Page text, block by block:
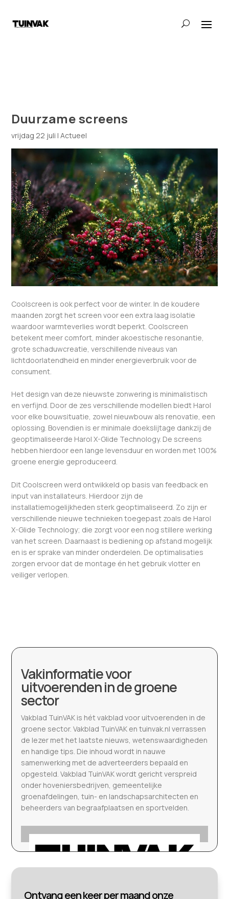
Duurzame screens
vrijdag 22 juli |Actueel
Coolscreen is ook perfect voor de winter. In de koudere
maanden zorgt het screen voor een extra laag isolatie
waardoor warmteverlies wordt beperkt. Coolscreen
betekent meer comfort, minder akoestische resonantie,
grote schaduwcreatie, verschillende niveaus van
lichtdoorlatendheid en minder energieverbruik voor de
consument.
Het design van deze nieuwste zonwering is minimalistisch
en verfijnd. Door de zes verschillende modellen biedt Harol
voor elke bouwsituatie, zowel nieuwbouw als renovatie, een
oplossing. Bovendien is er minimale doekslijtage dankzij de
geoptimaliseerde Harol X-Glide Technology. De screens
hebben hierdoor een lange levensduur en worden met 100%
groene energie geproduceerd.
Dit Coolscreen werd ontwikkeld op basis van feedback en
input van installateurs. Hierdoor zijn de
installatiemogelijkheden sterk geoptimaliseerd. Zo zijn er
verschillende nieuwe technieken toegepast zoals de Harol
X-Glide Technology; die zorgt voor een nog stillere werking
van het screen. Daarnaast is bediening op afstand mogelijk
en is er sprake van minder onderdelen. De optimalisaties
zorgen ervoor dat de montage én het gebruik vlotter en
veiliger verlopen.
Vakinformatie voor
uitvoerenden in de groene
sector
Vakblad TuinVAK is hét vakblad voor uitvoerenden in de
groene sector. Vakblad TuinVAK en tuinvak.nl verrassen
de lezer met het laatste nieuws, wetenswaardigheden
en handige tips. Die inhoud wordt in nauwe
samenwerking met de adverteerders bepaald en
opgesteld. Vakblad TuinVAK wordt gericht verspreid
onder hoveniersbedrijven, gemeentelijke
groenafdelingen, tuin- en landschapsarchitecten en
beheerders van begraafplaatsen en sportvelden.
Ontvang een keer per maand onze